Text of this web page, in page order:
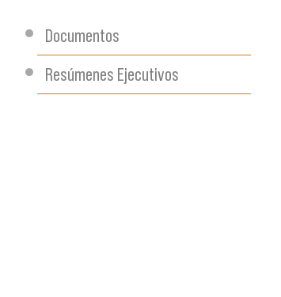
Documentos
Resúmenes Ejecutivos